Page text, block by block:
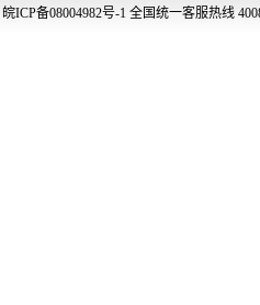
皖ICP备08004982号-1 全国统一客服热线